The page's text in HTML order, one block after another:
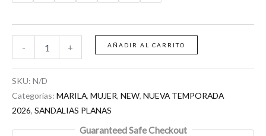
- + AÑADIR AL CARRITO
SKU: N/D
Categorías: MARILA, MUJER, NEW, NUEVA TEMPORADA
2026, SANDALIAS PLANAS
Guaranteed Safe Checkout